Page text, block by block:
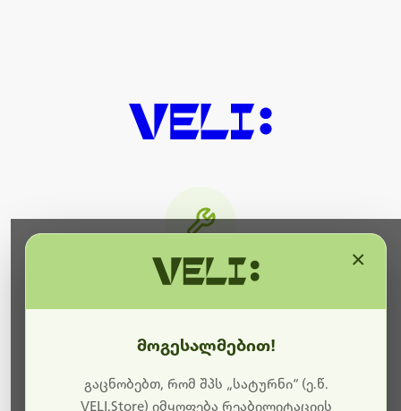
ბოდიშს გიხდით შეფერხებისთვის. ამჟამად
მიმდინარეობს საიტის განახლება და ტექნიკური
სამუშაოები.
მოგესალმებით!
გაცნობებთ, რომ შპს „სატურნი“ (ე.წ.
VELI.Store) იმყოფება რეაბილიტაციის
×